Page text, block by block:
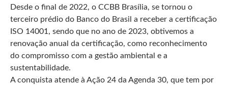
Desde o final de 2022, o CCBB Brasília, se tornou o
terceiro prédio do Banco do Brasil a receber a certificação
ISO 14001, sendo que no ano de 2023, obtivemos a
renovação anual da certificação, como reconhecimento
do compromisso com a gestão ambiental e a
sustentabilidade.
A conquista atende à Ação 24 da Agenda 30, que tem por